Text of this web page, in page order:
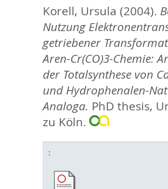
Korell, Ursula (2004).
Nutzung
getriebener
Aren-Cr(CO)3-Chemie:
der Totalsynthese von
und Hydrophenalen-
Analoga. PhD thesis,
zu Köln.